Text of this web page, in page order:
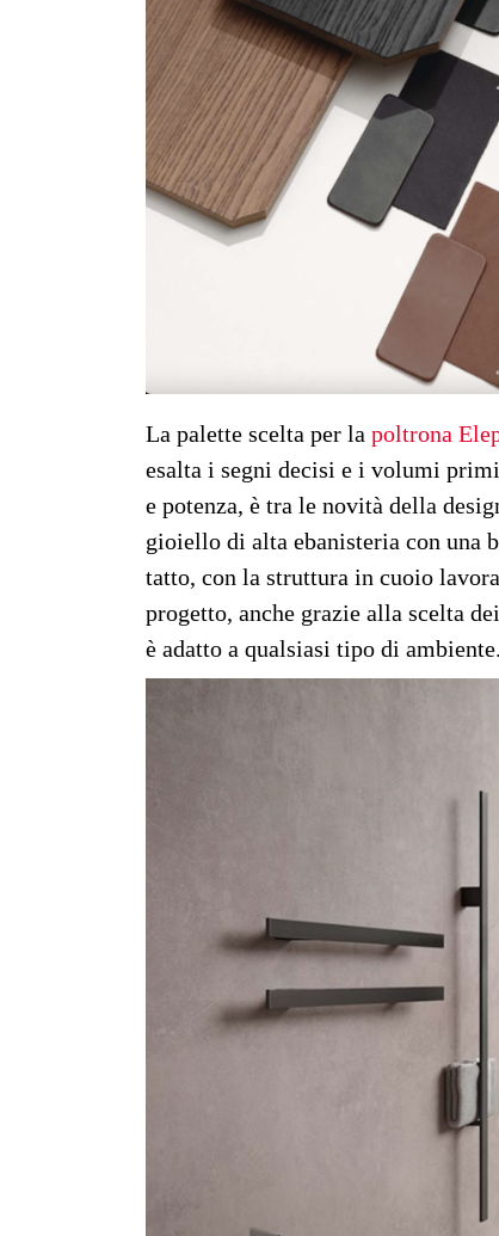
La palette scelta per la poltrona
esalta i segni decisi e i volumi
e potenza, è tra le novità della
gioiello di alta ebanisteria con una
tatto, con la struttura in cuoio
progetto, anche grazie alla scelta
è adatto a qualsiasi tipo di ambiente.